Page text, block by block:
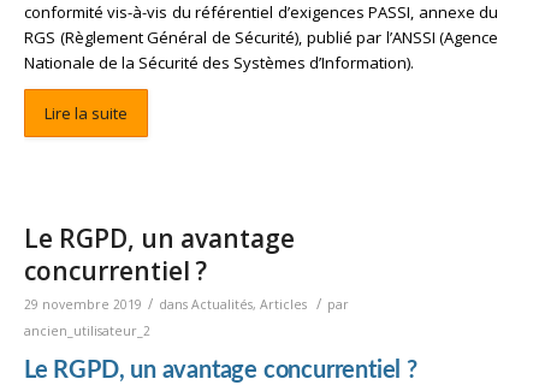
conformité vis-à-vis duréférentiel d’exigences PASSI, annexe du
RGS (Règlement Général de Sécurité), publié par l’ANSSI (Agence
Nationale de la Sécurité des Systèmes d’Information).
Lire la suite
Le RGPD, un avantage
concurrentiel ?
29 novembre 2019 / dans Actualités, Articles / par
ancien_utilisateur_2
Le RGPD, un avantage concurrentiel ?